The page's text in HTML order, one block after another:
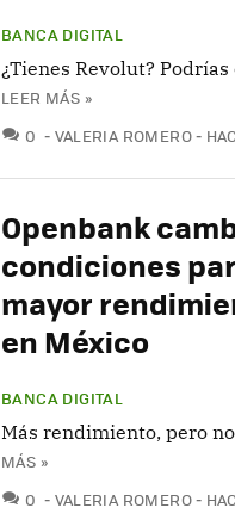
BANCA DIGITAL
¿Tienes Revolut?
LEER MÁS »
0 COMENTARIOS
VALERIA ROMERO
Openbank
condiciones
mayor
en México
BANCA DIGITAL
Más rendimiento, pero
MÁS »
0 COMENTARIOS
VALERIA ROMERO